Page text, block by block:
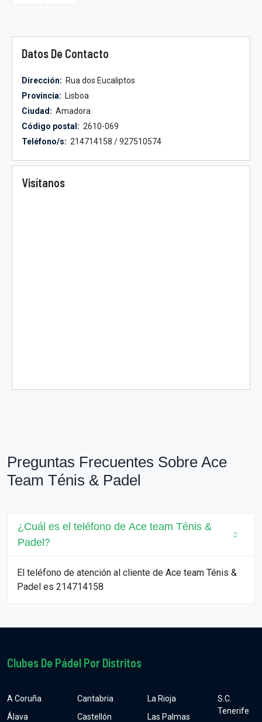
Datos De Contacto
Dirección: Rua dos Eucaliptos
Provincia: Lisboa
Ciudad: Amadora
Código postal: 2610-069
Teléfono/s: 214714158 / 927510574
Visítanos
Preguntas Frecuentes Sobre Ace
Team Ténis & Padel
¿Cuál es el teléfono de Ace team Ténis &
Padel?
El teléfono de atención al cliente de Ace team Ténis &
Padel es 214714158
Clubes De Pádel Por Distritos
A Coruña
Álava
Cantabria
Castellón
La Rioja
Las Palmas
S.C.
Tenerife